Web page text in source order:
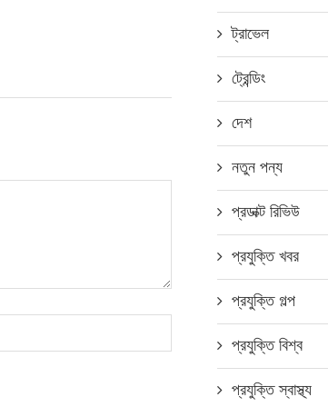
ট্রাভেল
ট্রেন্ডিং
দেশ
নতুন পন্য
প্রডাক্ট রিভিউ
প্রযুক্তি খবর
প্রযুক্তি গল্প
প্রযুক্তি বিশ্ব
প্রযুক্তি স্বাস্থ্য